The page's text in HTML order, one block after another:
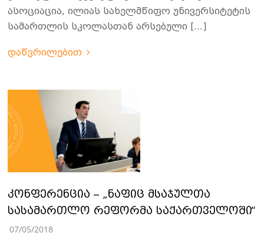
ასოციაცია, ილიას სახელმწიფო უნივერსიტეტის
სამართლის სკოლასთან არსებული […]
დაწვრილებით
კონფერენცია – „ნაფიც მსაჯულთა
სასამართლო რეფორმა საქართველოში“
07/05/2018